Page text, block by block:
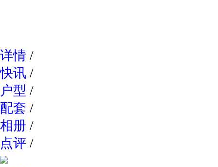
详情 /
快讯 /
户型 /
配套 /
相册 /
点评 /